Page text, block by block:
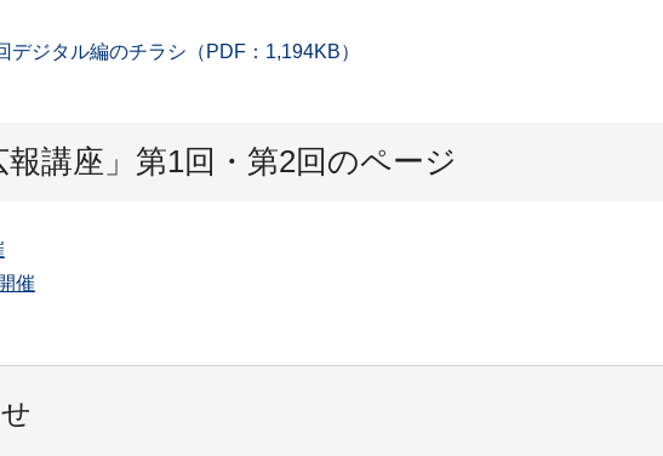
デジタル編のチラシ（PDF：1,194KB）
報講座」第1回・第2回のページ
催